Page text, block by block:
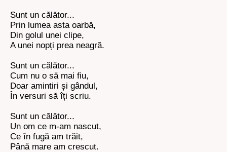
Sunt un călător...
Prin lumea asta oarbă,
Din golul unei clipe,
A unei nopți prea neagră.
Sunt un călător...
Cum nu o să mai fiu,
Doar amintiri și gândul,
În versuri să îți scriu.
Sunt un călător...
Un om ce m-am nascut,
Ce în fugă am trăit,
Până mare am crescut.